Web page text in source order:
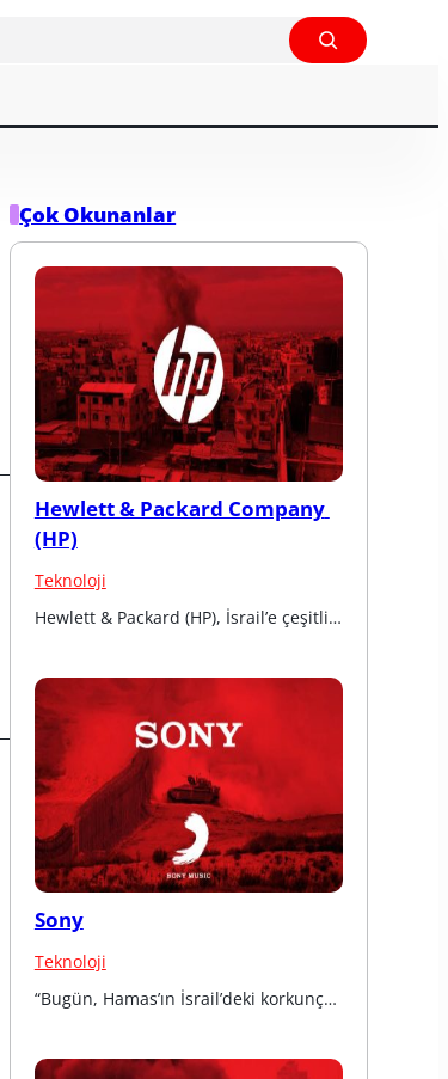
Çok Okunanlar
Hewlett & Packard Company
(HP)
Teknoloji
Hewlett & Packard (HP), İsrail’e çeşitli…
Sony
Teknoloji
“Bugün, Hamas’ın İsrail’deki korkunç…